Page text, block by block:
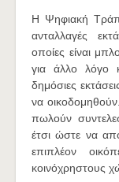
Η Ψηφιακή
ανταλλαγές
οποίες είναι
για άλλο λόγο
δημόσιες
να
πωλούν
έτσι ώστε να
επιπλέον
κοινόχρηστους